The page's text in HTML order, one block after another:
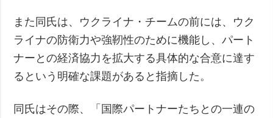
また同氏は、ウクライナ・チームの前には、ウク
ライナの防衛力や強靭性のために機能し、パート
ナーとの経済協力を拡大する具体的な合意に達す
るという明確な課題があると指摘した。
同氏はその際、「国際パートナーたちとの一連の